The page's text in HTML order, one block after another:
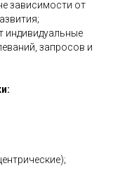
зависимости от
индивидуальные
запросов и